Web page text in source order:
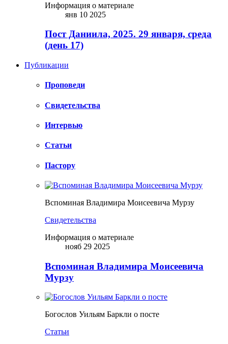
Информация о материале
янв 10 2025
Пост Даниила, 2025. 29 января, среда
(день 17)
Публикации
Проповеди
Свидетельства
Интервью
Статьи
Пастору
Вспоминая Владимира Моисеевича Мурзу
Свидетельства
Информация о материале
нояб 29 2025
Вспоминая Владимира Моисеевича
Мурзу
Богослов Уильям Баркли о посте
Статьи